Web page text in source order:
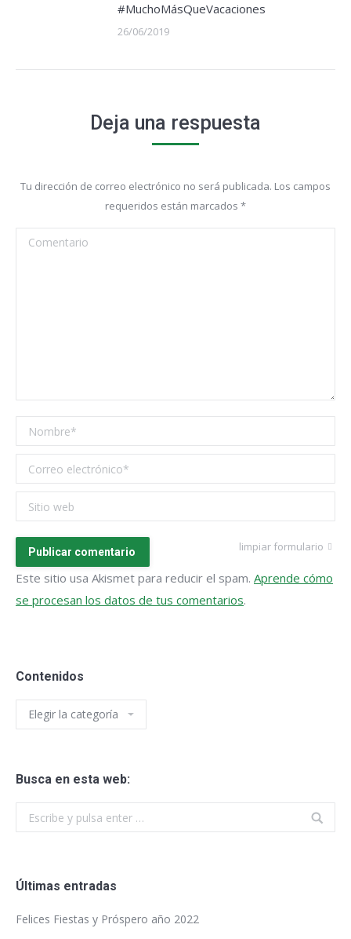
#MuchoMásQueVacaciones
26/06/2019
Deja una respuesta
Tu dirección de correo electrónico no será publicada. Los campos
requeridos están marcados *
Comentario
Nombre *
Correo electrónico *
Sitio web
limpiar formulario
Publicar comentario
Este sitio usa Akismet para reducir el spam. Aprende cómo
se procesan los datos de tus comentarios.
Contenidos
Busca en esta web:
Últimas entradas
Felices Fiestas y Próspero año 2022